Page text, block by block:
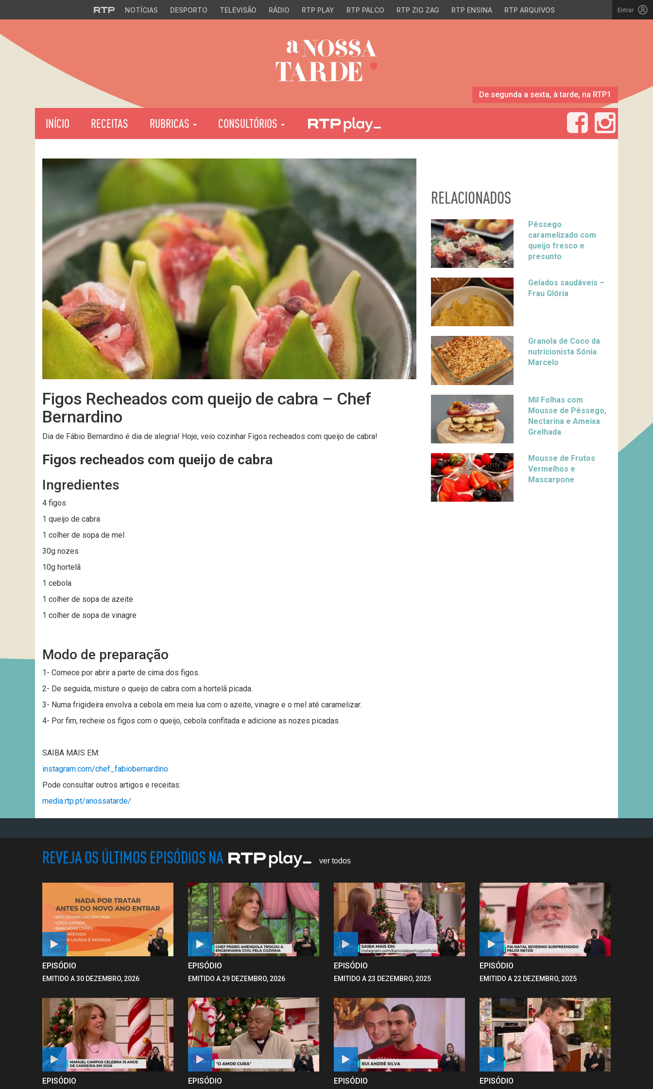
NOTÍCIAS DESPORTO TELEVISÃO RÁDIO RTP PLAY RTP PALCO RTP ZIG ZAG RTP ENSINA RTP ARQUIVOS Entrar
De segunda a sexta, à tarde, na RTP1
INÍCIO RECEITAS RUBRICAS CONSULTÓRIOS
Figos Recheados com queijo de cabra – Chef
Bernardino
Dia de Fábio Bernardino é dia de alegria! Hoje, veio cozinhar Figos recheados com queijo de cabra!
Figos recheados com queijo de cabra
Ingredientes
4 figos
1 queijo de cabra
1 colher de sopa de mel
30g nozes
10g hortelã
1 cebola
1 colher de sopa de azeite
1 colher de sopa de vinagre
Modo de preparação
1- Comece por abrir a parte de cima dos figos.
2- De seguida, misture o queijo de cabra com a hortelã picada.
3- Numa frigideira envolva a cebola em meia lua com o azeite, vinagre e o mel até caramelizar.
4- Por fim, recheie os figos com o queijo, cebola confitada e adicione as nozes picadas.
SAIBA MAIS EM:
instagram.com/chef_fabiobernardino
Pode consultar outros artigos e receitas:
media.rtp.pt/anossatarde/
RELACIONADOS
Pêssego
caramelizado com
queijo fresco e
presunto
Gelados saudáveis –
Frau Glória
Granola de Coco da
nutricionista Sónia
Marcelo
Mil Folhas com
Mousse de Pêssego,
Nectarina e Ameixa
Grelhada
Mousse de Frutos
Vermelhos e
Mascarpone
REVEJA OS ÚLTIMOS EPISÓDIOS NA ver todos
EPISÓDIO
EMITIDO A 30 DEZEMBRO, 2026
EPISÓDIO
EMITIDO A 29 DEZEMBRO, 2026
EPISÓDIO
EMITIDO A 23 DEZEMBRO, 2025
EPISÓDIO
EMITIDO A 22 DEZEMBRO, 2025
EPISÓDIO EPISÓDIO EPISÓDIO EPISÓDIO